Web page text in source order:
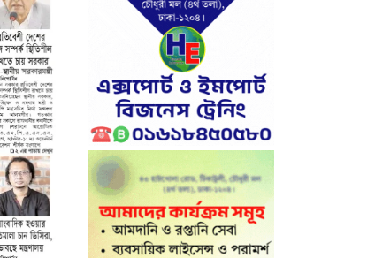
পঞ্চম পৃষ্ঠা ষষ্ঠ পৃষ্ঠা
সপ্তম পৃষ্ঠা অষ্টম পৃষ্ঠা